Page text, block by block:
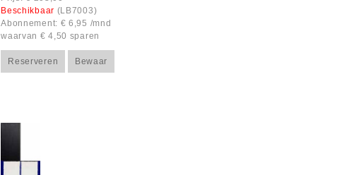
Beschikbaar (LB7003)
Abonnement: € 6,95 /mnd
waarvan € 4,50 sparen
Reserveren Bewaar